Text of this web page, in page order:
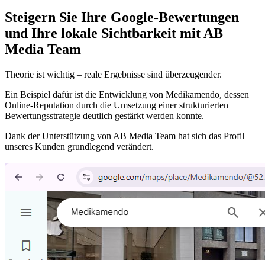
Steigern Sie Ihre Google-Bewertungen
und Ihre lokale Sichtbarkeit mit AB
Media Team
Theorie ist wichtig – reale Ergebnisse sind überzeugender.
Ein Beispiel dafür ist die Entwicklung von Medikamendo, dessen
Online-Reputation durch die Umsetzung einer strukturierten
Bewertungsstrategie deutlich gestärkt werden konnte.
Dank der Unterstützung von AB Media Team hat sich das Profil
unseres Kunden grundlegend verändert.